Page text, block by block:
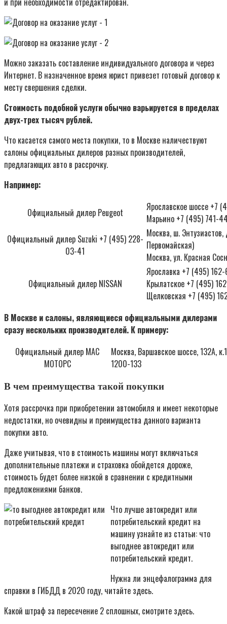
Можно заказать составление индивидуального договора и через
Интернет. В назначенное время юрист привезет готовый договор к
месту свершения сделки.
Стоимость подобной услуги обычно варьируется в пределах
двух-трех тысяч рублей.
Что касается самого места покупки, то в Москве наличествуют
салоны официальных дилеров разных производителей,
предлагающих авто в рассрочку.
Например:
Официальный дилер Peugeot
Ярославcкое шоссе +7
Марьино +7 (495) 741-
Официальный дилер Suzuki +7 (495) 228-
03-41
Москва, ш.
Первомайская)
Москва, ул. Красная
Официальный дилер NISSAN
Ярославка +7 (495)
Крылатское +7 (495)
Щелковская +7 (495)
В Москве и салоны, являющиеся официальными дилерами
сразу нескольких производителей. К примеру:
Официальный дилер МАС
МОТОРС
Москва, Варшавское шоссе, 132А,
1200-133
В чем преимущества такой покупки
Хотя рассрочка при приобретении автомобиля и имеет некоторые
недостатки, но очевидны и преимущества данного варианта
покупки авто.
Даже учитывая, что в стоимость машины могут включаться
дополнительные платежи и страховка обойдется дороже,
стоимость будет более низкой в сравнении с кредитными
предложениями банков.
Что лучше автокредит или
потребительский кредит на
машину узнайте из статьи: что
выгоднее автокредит или
потребительский кредит.
Нужна ли энцефалограмма для
справки в ГИБДД в 2020 году, читайте здесь.
Какой штраф за пересечение 2 сплошных, смотрите здесь.